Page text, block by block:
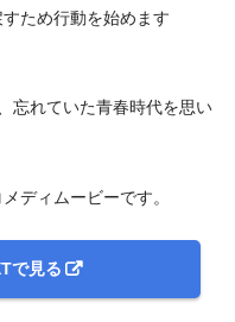
ため行動を始めます
忘れていた青春時代を思い
ディムービーです。
で見る